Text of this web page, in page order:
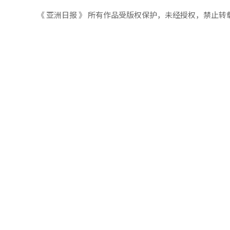
《 亚洲日报 》 所有作品受版权保护，未经授权，禁止转